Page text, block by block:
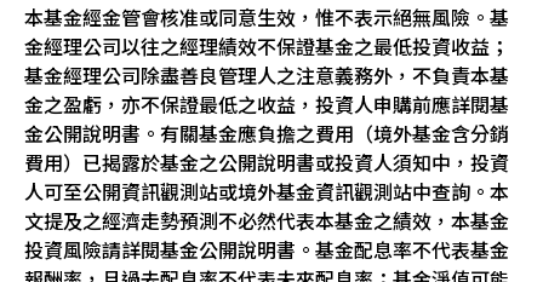
本基金經金管會核准或同意生效，惟不表示絕無風險。基
金經理公司以往之經理績效不保證基金之最低投資收益；
基金經理公司除盡善良管理人之注意義務外，不負責本基
金之盈虧，亦不保證最低之收益，投資人申購前應詳閱基
金公開說明書。有關基金應負擔之費用（境外基金含分銷
費用）已揭露於基金之公開說明書或投資人須知中，投資
人可至公開資訊觀測站或境外基金資訊觀測站中查詢。本
文提及之經濟走勢預測不必然代表本基金之績效，本基金
投資風險請詳閱基金公開說明書。基金配息率不代表基金